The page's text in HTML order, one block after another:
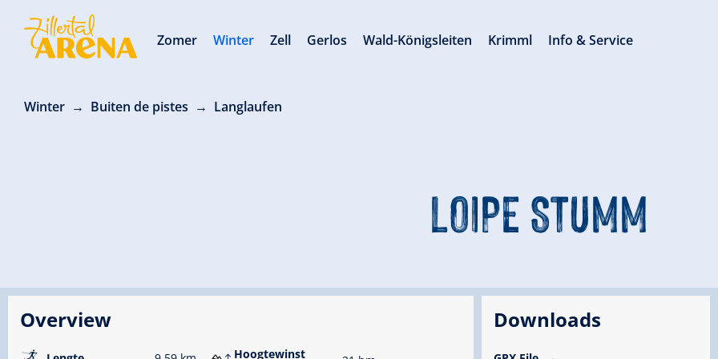
Winter Buiten de pistes Langlaufen
LOIPE STUMM
Overview
Hoogtewinst
Downloads
Zomer Winter Zell Gerlos Wald-Königsleiten Krimml Info & Service